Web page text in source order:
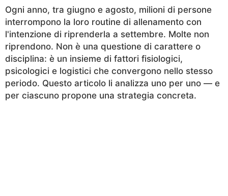
Ogni anno, tra giugno e agosto, milioni di persone
interrompono la loro routine di allenamento con
l'intenzione di riprenderla a settembre. Molte non
riprendono. Non è una questione di carattere o
disciplina: è un insieme di fattori fisiologici,
psicologici e logistici che convergono nello stesso
periodo. Questo articolo li analizza uno per uno — e
per ciascuno propone una strategia concreta.